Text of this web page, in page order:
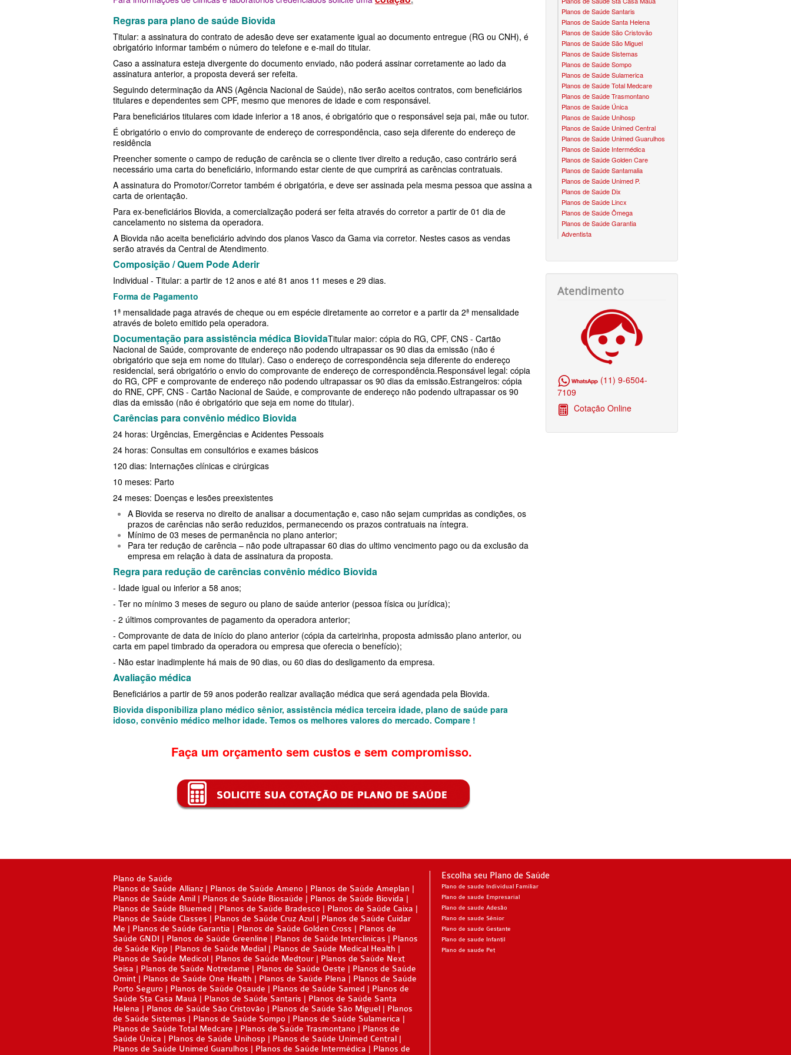
NEXT SEISA PLANO DE SAÚDE EMPRESARIAL
EMPRESARIAL
OMINT PLANO DE SAÚDE EMPRESARIAL
ONE HEALTH PLANO DE SAÚDE
PLENA PLANO DE SAÚDE EMPRESARIAL
PORTO SEGURO PLANO DE SAÚDE
EMPRESARIAL
SAMED PLANO DE SAÚDE EMPRESARIAL
SANTA CASA DE MAUÁ PLANO DE SAÚDE
EMPRESARIAL
SANTARIS PLANO DE SAÚDE EMPRESARIAL
SANTA HELENA PLANO DE SAÚDE
EMPRESARIAL
SÃO CRISTOVÃO PLANO DE SAÚDE
EMPRESARIAL
SÃO MIGUEL PLANO DE SAÚDE
EMPRESARIAL
SOMPO PLANO DE SAÚDE EMPRESARIAL
SULAMERICA PLANO DE SAÚDE
EMPRESARIAL
TOTAL MEDCARE PLANO DE SAÚDE
EMPRESARIAL
TRASMONTANO PLANO DE SAÚDE
UNIHOSP PLANO DE SAÚDE EMPRESARIAL
UNIMED CENTRAL PLANO DE SAÚDE
EMPRESARIAL
UNIMED GUARULHOS PLANO DE SAÚDE
ÚNICA PLANO DE SAÚDE EMPRESARIAL
INDIVIDUAL
INDIVIDUAL
TRASMONTANO PLANO DE SAÚDE
INDIVIDUAL
UNIHOSP PLANO DE SAÚDE INDIVIDUAL
UNIMED GUARULHOS PLANO DE SAÚDE
FAMILIAR
PLANO DE SAÚDE STA CASA MAUÁ
PLANO DE SAÚDE MEDICAL HEALTH
PLANO DE SAÚDE MEDICOL
PLANO DE SAÚDE NEXT SEISA
PLANO DE SAÚDE NOTREDAME
PLANO DE SAÚDE OESTE AMR
PLANO DE SAÚDE ÔMEGA
PLANO DE SAÚDE ONE HEALTH
PLANO DE SAÚDE PORTO SEGURO
PLANO DE SAÚDE QSAÚDE
PLANO DE SAÚDE PREVENT
PLANO DE SAÚDE SÃO CRISTÓVÃO
PLANO DE SAÚDE SÃO MIGUEL
PLANO DE SAÚDE SANTA HELENA
PLANO DE SAÚDE SOMPO
PLANO DE SAÚDE SULAMERICA
PLANO DE SAÚDE TRANSMONTANO
PLANO DE SAÚDE UNIHOSP
PLANO DE SAÚDE SISTEMAS
PLANO DE SAÚDE SAMED
PLANO DE SAÚDE UNIMED
PLANO DE SAÚDE UNIMED GUARULHOS
PLANO DE SAÚDE AMENO
SULAMERICA PLANO DE SAÚDE ADESÃO
ÚNICA PLANO DE SAÚDE ADESÃO
UNIHOSP PLANO DE SAÚDE ADESÃO
UNIMED CENTRAL PLANO DE SAÚDE ADESÃO
ADESÃO
RONDÔNIA - PLANO DE SAÚDE
SANTA CATARINA - PLANO DE SAÚDE
SÃO PAULO - PLANO DE SAÚDE
SERGIPE - PLANO DE SAÚDE
SÃO PAULO
CONVÊNIO EM MOGI DAS CRUZES
CONVÊNIO EM OSASCO
CONVÊNIO EM POÁ
CONVÊNIO EM RIBEIRÃO PIRES
CONVÊNIO EM SANTA ISABEL
CONVÊNIO EM SANTO ANDRÉ
CONVÊNIO EM SUZANO
CONVÊNIO EM TABOÃO DA SERRA
PLANO ODONTO UNIODONTO
PLANO ODONTO UNIMED
NUNES & GROSSI
OURO BRASIL
VOCÊ CLUBE
Regras para plano de saúde Biovida
Titular: a assinatura do contrato de adesão deve ser exatamente igual ao documento entregue (RG ou CNH), é
obrigatório informar também o número do telefone e e-mail do titular.
Caso a assinatura esteja divergente do documento enviado, não poderá assinar corretamente ao lado da
assinatura anterior, a proposta deverá ser refeita.
Seguindo determinação da ANS (Agência Nacional de Saúde), não serão aceitos contratos, com beneficiários
titulares e dependentes sem CPF, mesmo que menores de idade e com responsável.
Para beneficiários titulares com idade inferior a 18 anos, é obrigatório que o responsável seja pai, mãe ou tutor.
É obrigatório o envio do comprovante de endereço de correspondência, caso seja diferente do endereço de
residência
Preencher somente o campo de redução de carência se o cliente tiver direito a redução, caso contrário será
necessário uma carta do beneficiário, informando estar ciente de que cumprirá as carências contratuais.
A assinatura do Promotor/Corretor também é obrigatória, e deve ser assinada pela mesma pessoa que assina a
carta de orientação.
Para ex-beneficiários Biovida, a comercialização poderá ser feita através do corretor a partir de 01 dia de
cancelamento no sistema da operadora.
A Biovida não aceita beneficiário advindo dos planos Vasco da Gama via corretor. Nestes casos as vendas
serão através da Central de Atendimento.
Composição / Quem Pode Aderir
Individual - Titular: a partir de 12 anos e até 81 anos 11 meses e 29 dias.
Forma de Pagamento
1ª mensalidade paga através de cheque ou em espécie diretamente ao corretor e a partir da 2ª mensalidade
através de boleto emitido pela operadora.
Documentação para assistência médica BiovidaTitular maior: cópia do RG, CPF, CNS - Cartão
Nacional de Saúde, comprovante de endereço não podendo ultrapassar os 90 dias da emissão (não é
obrigatório que seja em nome do titular). Caso o endereço de correspondência seja diferente do endereço
residencial, será obrigatório o envio do comprovante de endereço de correspondência.Responsável legal: cópia
do RG, CPF e comprovante de endereço não podendo ultrapassar os 90 dias da emissão.Estrangeiros: cópia
do RNE, CPF, CNS - Cartão Nacional de Saúde, e comprovante de endereço não podendo ultrapassar os 90
dias da emissão (não é obrigatório que seja em nome do titular).
Carências para convênio médico Biovida
24 horas: Urgências, Emergências e Acidentes Pessoais
24 horas: Consultas em consultórios e exames básicos
120 dias: Internações clínicas e cirúrgicas
10 meses: Parto
24 meses: Doenças e lesões preexistentes
A Biovida se reserva no direito de analisar a documentação e, caso não sejam cumpridas as condições, os
prazos de carências não serão reduzidos, permanecendo os prazos contratuais na íntegra.
Mínimo de 03 meses de permanência no plano anterior;
Para ter redução de carência – não pode ultrapassar 60 dias do ultimo vencimento pago ou da exclusão da
empresa em relação à data de assinatura da proposta.
Regra para redução de carências convênio médico Biovida
- Idade igual ou inferior a 58 anos;
- Ter no mínimo 3 meses de seguro ou plano de saúde anterior (pessoa física ou jurídica);
- 2 últimos comprovantes de pagamento da operadora anterior;
- Comprovante de data de início do plano anterior (cópia da carteirinha, proposta admissão plano anterior, ou
carta em papel timbrado da operadora ou empresa que oferecia o benefício);
- Não estar inadimplente há mais de 90 dias, ou 60 dias do desligamento da empresa.
Avaliação médica
Beneficiários a partir de 59 anos poderão realizar avaliação médica que será agendada pela Biovida.
Biovida disponibiliza plano médico sênior, assistência médica terceira idade, plano de saúde para
idoso, convênio médico melhor idade. Temos os melhores valores do mercado. Compare !
Faça um orçamento sem custos e sem compromisso.
Planos de Saúde Santaris
Planos de Saúde Santa Helena
Planos de Saúde São Cristovão
Planos de Saúde São Miguel
Planos de Saúde Sistemas
Planos de Saúde Sompo
Planos de Saúde Sulamerica
Planos de Saúde Total Medcare
Planos de Saúde Trasmontano
Planos de Saúde Única
Planos de Saúde Unihosp
Planos de Saúde Unimed Central
Planos de Saúde Unimed Guarulhos
Planos de Saúde Intermédica
Planos de Saúde Golden Care
Planos de Saúde Santamalia
Planos de Saúde Unimed P.
Planos de Saúde Dix
Planos de Saúde Lincx
Planos de Saúde Ômega
Planos de Saúde Garantia
Adventista
Atendimento
(11) 9-6504-
7109
Cotação Online
Plano de Saúde
Planos de Saúde Allianz
Planos de Saúde Ameno
Planos de Saúde Ameplan
Planos de Saúde Amil
Planos de Saúde Biosaúde
Planos de Saúde Biovida
Planos de Saúde Bluemed
Planos de Saúde Bradesco
Planos de Saúde Caixa
Planos de Saúde Classes
Planos de Saúde Cruz Azul
Planos de Saúde Cuidar
Me
Planos de Saúde Garantia Planos de Saúde Golden Cross
Planos de
Saúde GNDI
Planos de Saúde Greenline Planos de Saúde Interclinicas
Planos
de Saúde Kipp
Planos de Saúde Medial
Planos de Saúde Medical Health
Planos de Saúde Medicol
Planos de Saúde Medtour
Planos de Saúde Next
Seisa
Planos de Saúde Notredame Planos de Saúde Oeste
Planos de Saúde
Omint
Planos de Saúde One Health Planos de Saúde Plena
Planos de Saúde
Porto Seguro
Planos de Saúde Qsaude Planos de Saúde Samed
Planos de
Saúde Sta Casa Mauá
Planos de Saúde Santaris
Planos de Saúde Santa
Helena
Planos de Saúde São Cristovão Planos de Saúde São Miguel
Planos
de Saúde Sistemas
Planos de Saúde Sompo
Planos de Saúde Sulamerica
Planos de Saúde Total Medcare
Planos de Saúde Trasmontano
Planos de
Saúde Única
Planos de Saúde Unihosp
Planos de Saúde Unimed Central
Planos de Saúde Unimed Guarulhos
Planos de Saúde Intermédica
Planos de
Escolha seu Plano de Saúde
Plano de saude Individual Familiar
Plano de saude Empresarial
Plano de saude Adesão
Plano de saude Sênior
Plano de saude Gestante
Plano de saude Infantil
Plano de saude Pet